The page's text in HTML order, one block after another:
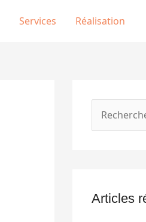
Services Réalisation
e
Articles